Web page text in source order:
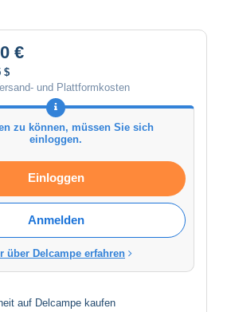
€
$
und Plattformkosten
zu können, müssen Sie sich
einloggen.
Einloggen
Anmelden
über Delcampe erfahren
auf Delcampe kaufen